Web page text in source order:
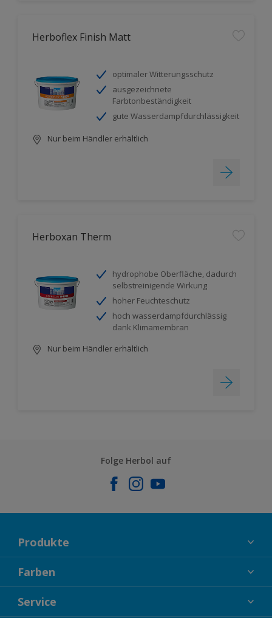
Herboflex Finish Matt
optimaler Witterungsschutz
ausgezeichnete
Farbtonbeständigkeit
gute Wasserdampfdurchlässigkeit
Nur beim Händler erhältlich
Herboxan Therm
hydrophobe Oberfläche, dadurch
selbstreinigende Wirkung
hoher Feuchteschutz
hoch wasserdampfdurchlässig
dank Klimamembran
Nur beim Händler erhältlich
Folge Herbol auf
Produkte
FASSADENFARBEN
INNENFARBEN
LACKE
Farben
KOLLEKTIONEN
FARBTRENDS
Service